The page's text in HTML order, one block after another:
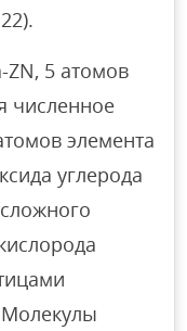
5 атомов
численное
элемента
углерода